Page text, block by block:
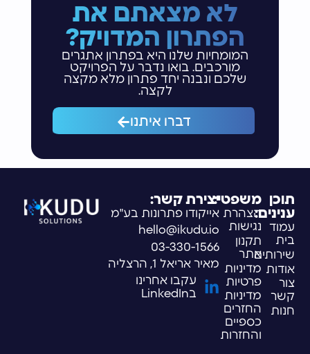
לא מצאתם את
הפתרון המדויק?
המומחיות שלנו היא בפתרון אתגרים
מורכבים. בואו נדבר על הפרויקט
שלכם ונבנה יחד פתרון מלא מקצה
לקצה.
דברו איתנו
תוכן
ענינים:
עמוד
בית
שירותים
אודות
צור
קשר
חנות
משפטי:
הצהרת
נגישות
תקנון
אתר
מדיניות
פרטיות
מדיניות
החזרים
כספיים
והחזרות
יצירת קשר:
אייקודו פתרונות בע"מ
hello@ikudu.io
03-330-1566
מאיר אריאל 1, הרצליה
עקבו אחרינו
בLinkedIn